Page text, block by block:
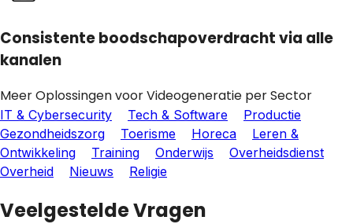
Consistente boodschapoverdracht via alle
kanalen
Meer Oplossingen voor Videogeneratie per Sector
IT & Cybersecurity Tech & Software
Productie
Gezondheidszorg
Toerisme Horeca
Leren &
Ontwikkeling
Training Onderwijs
Overheidsdienst
Overheid
Nieuws Religie
Veelgestelde Vragen